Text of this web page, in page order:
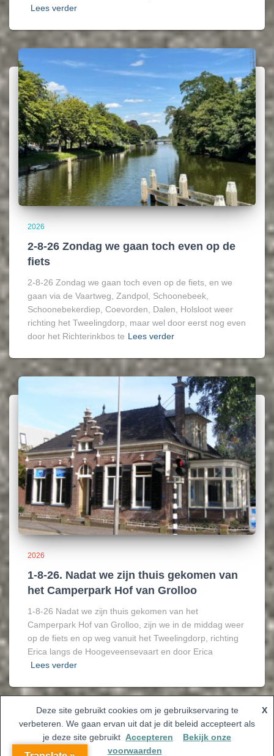
Lees verder
2026
2-8-26 Zondag we gaan toch even op de
fiets
2-8-26 Zondag we gaan toch even op de fiets, en we
gaan via de Vaartweg, Zandpol, Schoonebeek,
Schoonebekerdiep, Coevorden, Dalen, Holsloot weer
richting het Tweelingdorp, maar wel door eerst nog even
door het Richterinkbos te Lees verder
2026
1-8-26. Nadat we zijn thuis gekomen van
het Camperpark Hof van Grolloo
1-8-26 Nadat we zijn thuis gekomen van het
Camperpark Hof van Grolloo, zijn we in de middag weer
op de fiets en op weg vanuit het Tweelingdorp, richting
Erica langs de Hoogeveensevaart en door Erica
Lees verder
Hestia | Ontwikkeld doorThemeIsle
Deze site gebruikt cookies om je gebruikservaring te
verbeteren. We gaan ervan uit dat je dit beleid accepteert als
je deze site gebruikt
X
Accepteren
Bekijk onze
voorwaarden